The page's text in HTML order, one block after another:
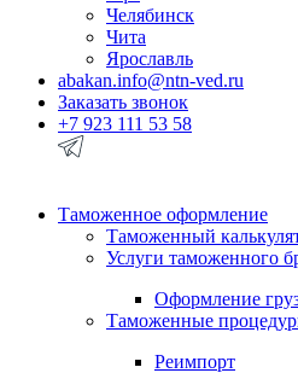
Челябинск
Чита
Ярославль
abakan.info@ntn-ved.ru
Заказать звонок
+7 923 111 53 58
Таможенное оформление
Таможенный
Услуги таможенного
Оформление
Таможенные
Реимпорт